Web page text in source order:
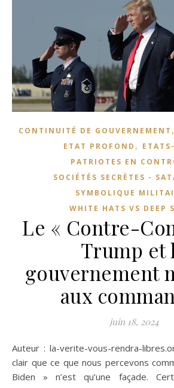
CONTINUITÉ DE GOUVERNEMENT ,
ETAT PROFOND ,
PATRIOTES EN
SOCIÉTÉS SECRÈTES -
SYMBOLIQUE
WHITE HATS VS DEEP
Le « Contre-
Trump et
gouvernement
aux
juin 18, 2024
Auteur : la-verite-vous-rendra-libres.org Il est désormais
clair que ce que nous percevons
Biden » n’est qu’une façade.